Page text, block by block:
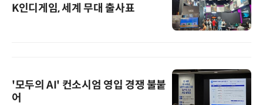
K인디게임, 세계 무대 출사표
'모두의 AI' 컨소시엄 영입 경쟁 불붙
어